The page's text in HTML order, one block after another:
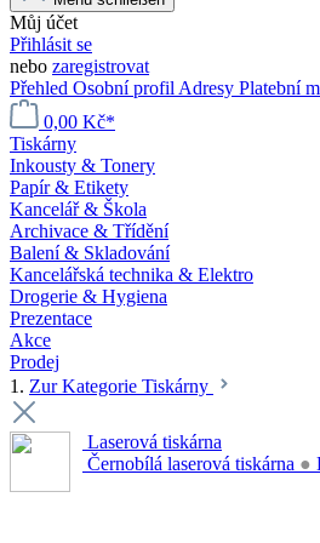
Můj účet
Přihlásit se
nebo zaregistrovat
Přehled Osobní profil Adresy Platební
0,00 Kč*
Tiskárny
Inkousty & Tonery
Papír & Etikety
Kancelář & Škola
Archivace & Třídění
Balení & Skladování
Kancelářská technika & Elektro
Drogerie & Hygiena
Prezentace
Akce
Prodej
1. Zur Kategorie Tiskárny
Laserová tiskárna
Černobílá laserová tiskárna ●